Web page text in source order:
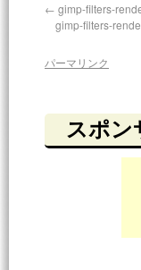
gimp-filters-
gimp-filters-
パーマリンク
スポン